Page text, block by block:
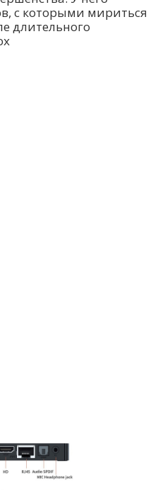
с которыми мириться
длительного